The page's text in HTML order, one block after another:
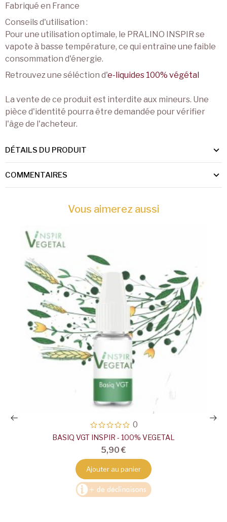
Fabriqué en France
Conseils d'utilisation :
Pour une utilisation optimale, le PRALINO INSPIR se
vapote à basse température, ce qui entraîne une faible
consommation d'énergie.
Retrouvez une séléction d'e-liquides 100% végétal
La vente de ce produit est interdite aux mineurs. Une
pièce d'identité pourra être demandée pour vérifier
l'âge de l'acheteur.
DÉTAILS DU PRODUIT
COMMENTAIRES
Vous aimerez aussi
0
BASIQ VGT INSPIR - 100% VEGETAL
5,90 €
Ajouter au panier